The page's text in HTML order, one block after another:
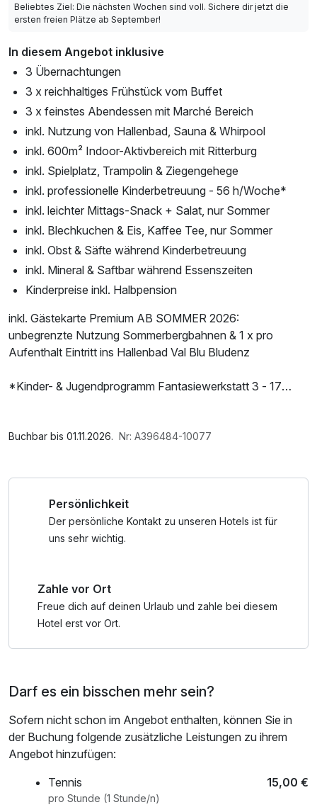
Beliebtes Ziel: Die nächsten Wochen sind voll. Sichere dir jetzt die
ersten freien Plätze ab September!
In diesem Angebot inklusive
3 Übernachtungen
3 x reichhaltiges Frühstück vom Buffet
3 x feinstes Abendessen mit Marché Bereich
inkl. Nutzung von Hallenbad, Sauna & Whirpool
inkl. 600m² Indoor-Aktivbereich mit Ritterburg
inkl. Spielplatz, Trampolin & Ziegengehege
inkl. professionelle Kinderbetreuung - 56 h/Woche*
inkl. leichter Mittags-Snack + Salat, nur Sommer
inkl. Blechkuchen & Eis, Kaffee Tee, nur Sommer
inkl. Obst & Säfte während Kinderbetreuung
inkl. Mineral & Saftbar während Essenszeiten
Kinderpreise inkl. Halbpension
inkl. Gästekarte Premium AB SOMMER 2026:
unbegrenzte Nutzung Sommerbergbahnen & 1 x pro
Aufenthalt Eintritt ins Hallenbad Val Blu Bludenz
*Kinder- & Jugendprogramm Fantasiewerkstatt 3 - 17
29.09.2026
familienfreundliche Aktivitäten. Hier sind einige Tipps für
Familien, die das Brandnertal besuchen:
verschiedenen Schwierigkeitsgraden. Für Familien mit
kleinen Kindern eignen sich leichtere Wanderungen entlang
der Flüsse oder zu Almhütten.
Kletterparcours in unterschiedlichen Höhen und
spannende Aktivitäten werden angeboten.
- Alvierbad Brand: An heißen Tagen ist ein Besuch im
Alvierbad in Brand perfekt. Das Freibad bietet nicht nur
Abkühlung, sondern auch Spaß für die Kinder mit
Parkplatz, W-LAN Nutzung / Internetnutzung
Buchbar bis 01.11.2026. Nr: A396484-10077
Persönlichkeit
Der persönliche Kontakt zu unseren Hotels ist für
uns sehr wichtig.
Zahle vor Ort
Freue dich auf deinen Urlaub und zahle bei diesem
Hotel erst vor Ort.
Darf es ein bisschen mehr sein?
Sofern nicht schon im Angebot enthalten, können Sie in
der Buchung folgende zusätzliche Leistungen zu ihrem
Angebot hinzufügen:
Tennis
15,00 €
pro Stunde (1 Stunde/n)